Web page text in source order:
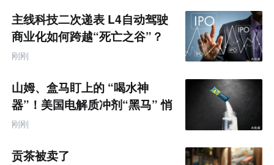
主线科技二次递表 L4自动驾驶
商业化如何跨越“死亡之谷”？
刚刚
山姆、盒马盯上的 “喝水神
器”！美国电解质冲剂“黑马” 悄
悄卖了68亿
刚刚
贡茶被卖了